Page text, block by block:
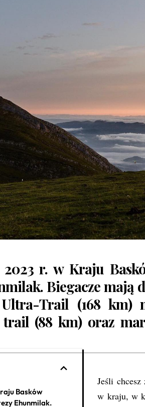
r. w Kraju
. Biegacze mają
Trail (168 km)
(88 km) oraz
Basków
Ehunmilak.
Jeśli
w kraju, w